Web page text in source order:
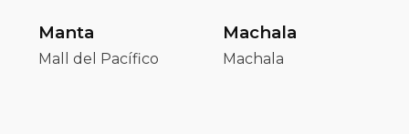
Manta
Mall del Pacífico
Machala
Machala